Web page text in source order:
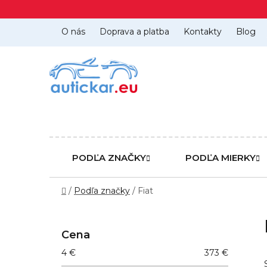
na
O nás Doprava a platba Kontakty Blog
PODĽA ZNAČKY PODĽA MIERKY
Domov
/ Podľa značky / Fiat
Cena
4 € 373 €